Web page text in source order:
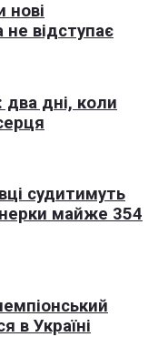
нові
відступає
два дні, коли
судитимуть
майже 354
в Україні